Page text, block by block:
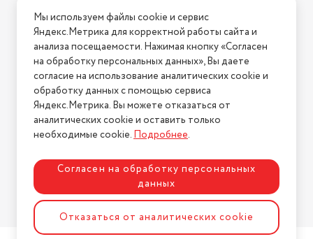
Условия возврата
Нашли ошибку на сайте? Напишите нам
2026 © Интернет-магазин "АстМаркет". У нас есть всё!
Политика конфиденциальности
Разработка сайтаASTDESIGN
Мы используем файлы cookie и сервис
Яндекс.Метрика для корректной работы сайта и
анализа посещаемости. Нажимая кнопку «Согласен
на обработку персональных данных», Вы даете
согласие на использование аналитических cookie и
обработку данных с помощью сервиса
Яндекс.Метрика. Вы можете отказаться от
аналитических cookie и оставить только
необходимые cookie.Подробнее.
Согласен на обработку персональных
данных
Отказаться от аналитических cookie